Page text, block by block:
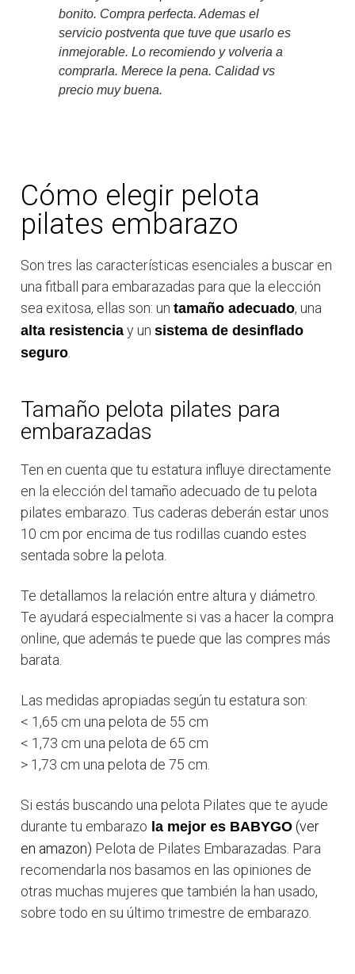
bonito. Compra perfecta. Ademas el
servicio postventa que tuve que usarlo es
inmejorable. Lo recomiendo y volveria a
comprarla. Merece la pena. Calidad vs
precio muy buena.
Cómo elegir pelota
pilates embarazo
Son tres las características esenciales a buscar en
una fitball para embarazadas para que la elección
sea exitosa, ellas son: un tamaño adecuado, una
alta resistencia y un sistema de desinflado
seguro
Tamaño pelota pilates para
embarazadas
Ten en cuenta que tu estatura influye directamente
en la elección del tamaño adecuado de tu pelota
pilates embarazo. Tus caderas deberán estar unos
10 cm por encima de tus rodillas cuando estes
sentada sobre la pelota.
Te detallamos la relación entre altura y diámetro.
Te ayudará especialmente si vas a hacer la compra
online, que además te puede que las compres más
barata.
Las medidas apropiadas según tu estatura son:
< 1,65 cm una pelota de 55 cm
< 1,73 cm una pelota de 65 cm
> 1,73 cm una pelota de 75 cm.
Si estás buscando una pelota Pilates que te ayude
durante tu embarazo la mejor es BABYGO (ver
en amazon) Pelota de Pilates Embarazadas. Para
recomendarla nos basamos en las opiniones de
otras muchas mujeres que también la han usado,
sobre todo en su último trimestre de embarazo.